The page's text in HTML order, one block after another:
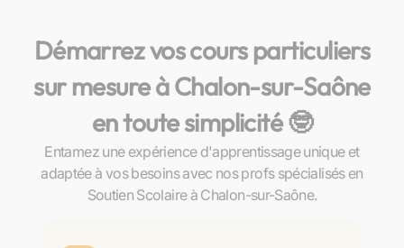
Démarrez vos cours particuliers
sur mesure à Chalon-sur-Saône
en toute simplicité 🤓​
Entamez une expérience d'apprentissage unique et
adaptée à vos besoins avec nos profs spécialisés en
Soutien Scolaire à Chalon-sur-Saône.